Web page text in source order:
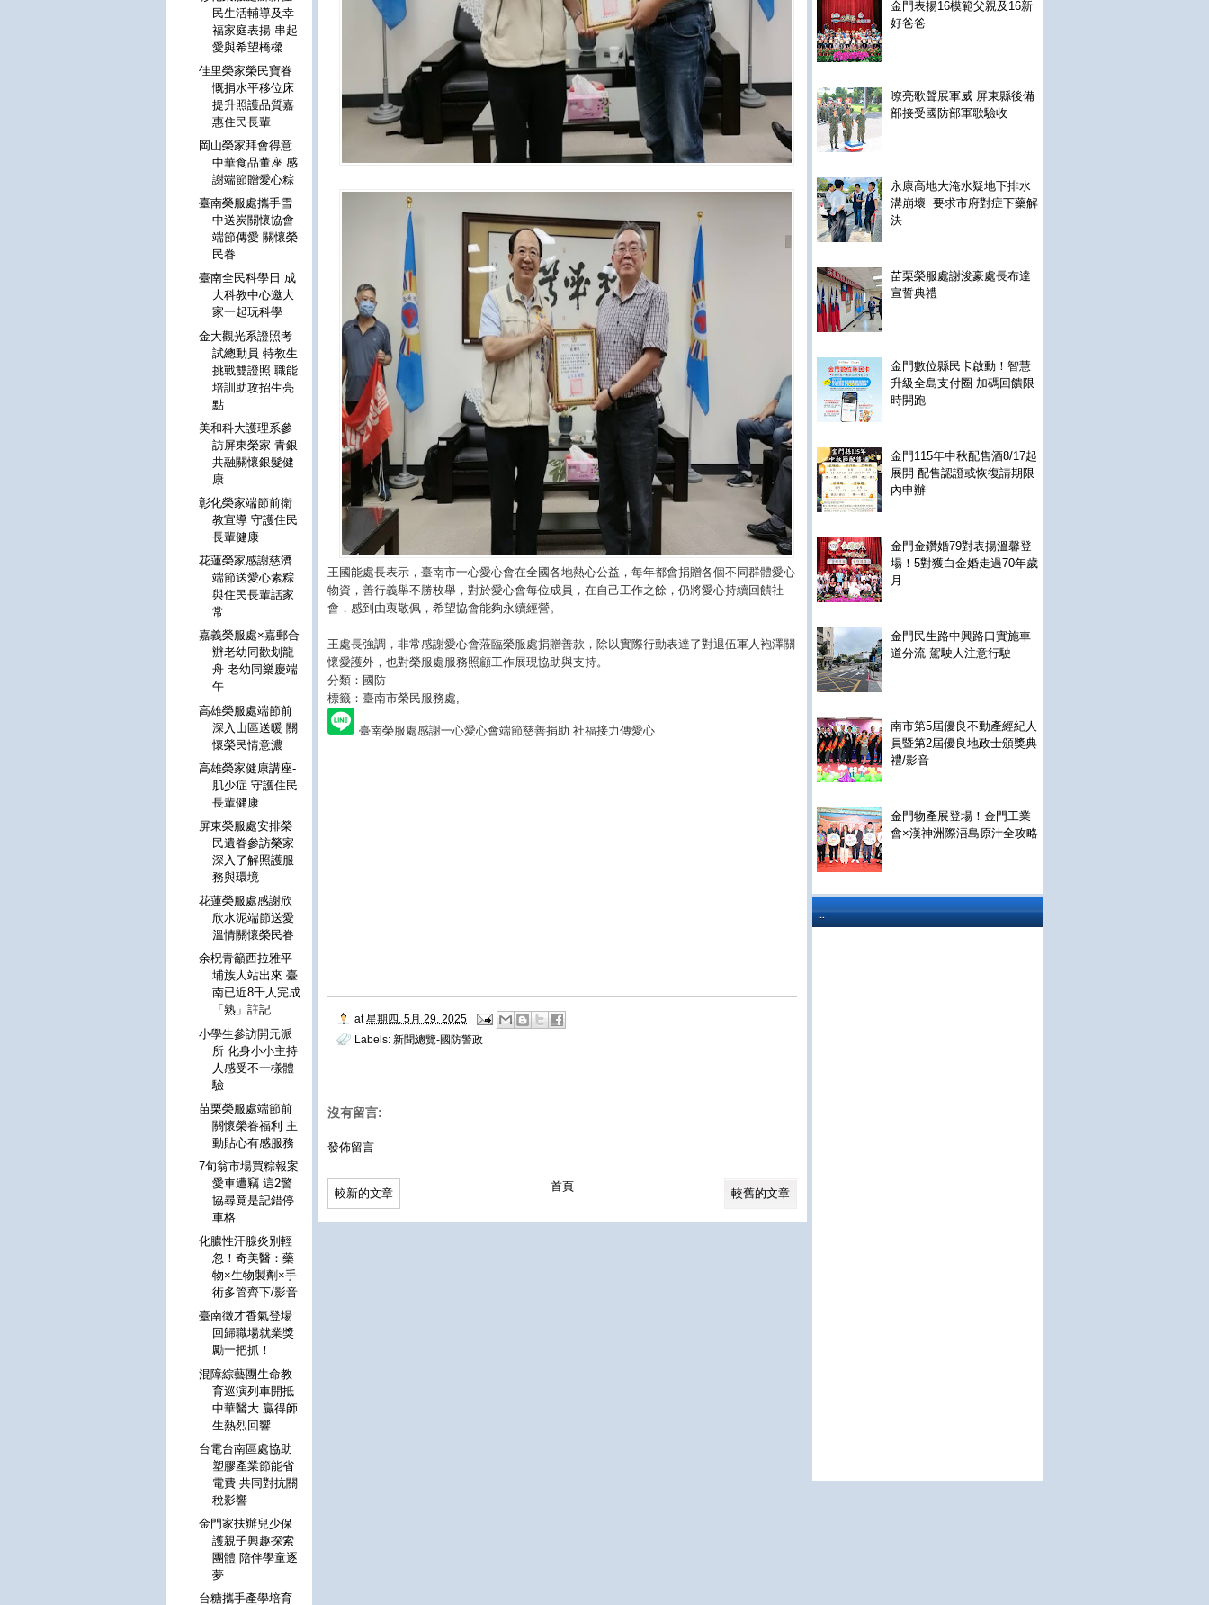
金門表揚16模範父親及16新
好爸爸
嘹亮歌聲展軍威 屏東縣後備
部接受國防部軍歌驗收
永康高地大淹水疑地下排水
溝崩壞 要求市府對症下藥解
決
苗栗榮服處謝浚豪處長布達
宣誓典禮
金門數位縣民卡啟動！智慧
升級全島支付圈 加碼回饋限
時開跑
金門115年中秋配售酒8/17起
展開 配售認證或恢復請期限
內申辦
金門金鑽婚79對表揚溫馨登
場！5對獲白金婚走過70年歲
月
金門民生路中興路口實施車
道分流 駕駛人注意行駛
南市第5屆優良不動產經紀人
員暨第2屆優良地政士頒獎典
禮/影音
金門物產展登場！金門工業
會×漢神洲際浯島原汁全攻略
..
王國能處長表示，臺南市一心愛心會在全國各地熱心公益，每年都會捐贈各個不同群體愛心
物資，善行義舉不勝枚舉，對於愛心會每位成員，在自己工作之餘，仍將愛心持續回饋社
會，感到由衷敬佩，希望協會能夠永續經營。
王處長強調，非常感謝愛心會蒞臨榮服處捐贈善款，除以實際行動表達了對退伍軍人袍澤關
懷愛護外，也對榮服處服務照顧工作展現協助與支持。
分類：國防
標籤：臺南市榮民服務處
臺南榮服處感謝一心愛心會端節慈善捐助 社福接力傳愛心
at 星期四, 5月 29, 2025
Labels: 新聞總覽-國防警政
沒有留言:
發佈留言
較新的文章 較舊的文章
首頁
民生活輔導及幸
福家庭表揚 串起
愛與希望橋樑
佳里榮家榮民寶眷
慨捐水平移位床
提升照護品質嘉
惠住民長輩
岡山榮家拜會得意
中華食品董座 感
謝端節贈愛心粽
臺南榮服處攜手雪
中送炭關懷協會
端節傳愛 關懷榮
民眷
臺南全民科學日 成
大科教中心邀大
家一起玩科學
金大觀光系證照考
試總動員 特教生
挑戰雙證照 職能
培訓助攻招生亮
點
美和科大護理系參
訪屏東榮家 青銀
共融關懷銀髮健
康
彰化榮家端節前衛
教宣導 守護住民
長輩健康
花蓮榮家感謝慈濟
端節送愛心素粽
與住民長輩話家
常
嘉義榮服處×嘉郵合
辦老幼同歡划龍
舟 老幼同樂慶端
午
高雄榮服處端節前
深入山區送暖 關
懷榮民情意濃
高雄榮家健康講座-
肌少症 守護住民
長輩健康
屏東榮服處安排榮
民遺眷參訪榮家
深入了解照護服
務與環境
花蓮榮服處感謝欣
欣水泥端節送愛
溫情關懷榮民眷
余柷青籲西拉雅平
埔族人站出來 臺
南已近8千人完成
「熟」註記
小學生參訪開元派
所 化身小小主持
人感受不一樣體
驗
苗栗榮服處端節前
關懷榮眷福利 主
動貼心有感服務
7旬翁市場買粽報案
愛車遭竊 這2警
協尋竟是記錯停
車格
化膿性汗腺炎別輕
忽！奇美醫：藥
物×生物製劑×手
術多管齊下/影音
臺南徵才香氣登場
回歸職場就業獎
勵一把抓！
混障綜藝團生命教
育巡演列車開抵
中華醫大 贏得師
生熱烈回響
台電台南區處協助
塑膠產業節能省
電費 共同對抗關
稅影響
金門家扶辦兒少保
護親子興趣探索
團體 陪伴學童逐
夢
台糖攜手產學培育